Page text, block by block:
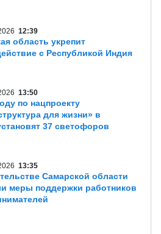
12:39
область укрепит
с Республикой Индия
13:50
по нацпроекту
для жизни» в
37 светофоров
13:35
Самарской области
меры поддержки работников